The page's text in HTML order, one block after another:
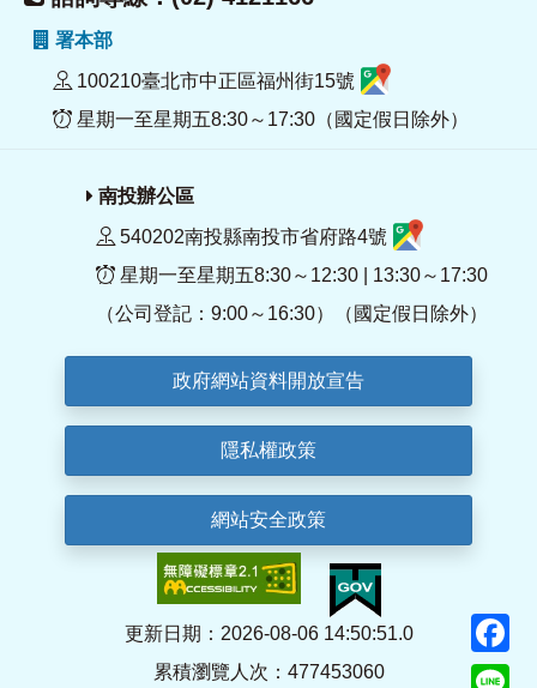
署本部
100210臺北市中正區福州街15號
星期一至星期五8:30～17:30（國定假日除外）
南投辦公區
540202南投縣南投市省府路4號
星期一至星期五8:30～12:30 | 13:30～17:30
（公司登記：9:00～16:30）（國定假日除外）
政府網站資料開放宣告
隱私權政策
網站安全政策
更新日期：2026-08-06 14:50:51.0
累積瀏覽人次：477453060